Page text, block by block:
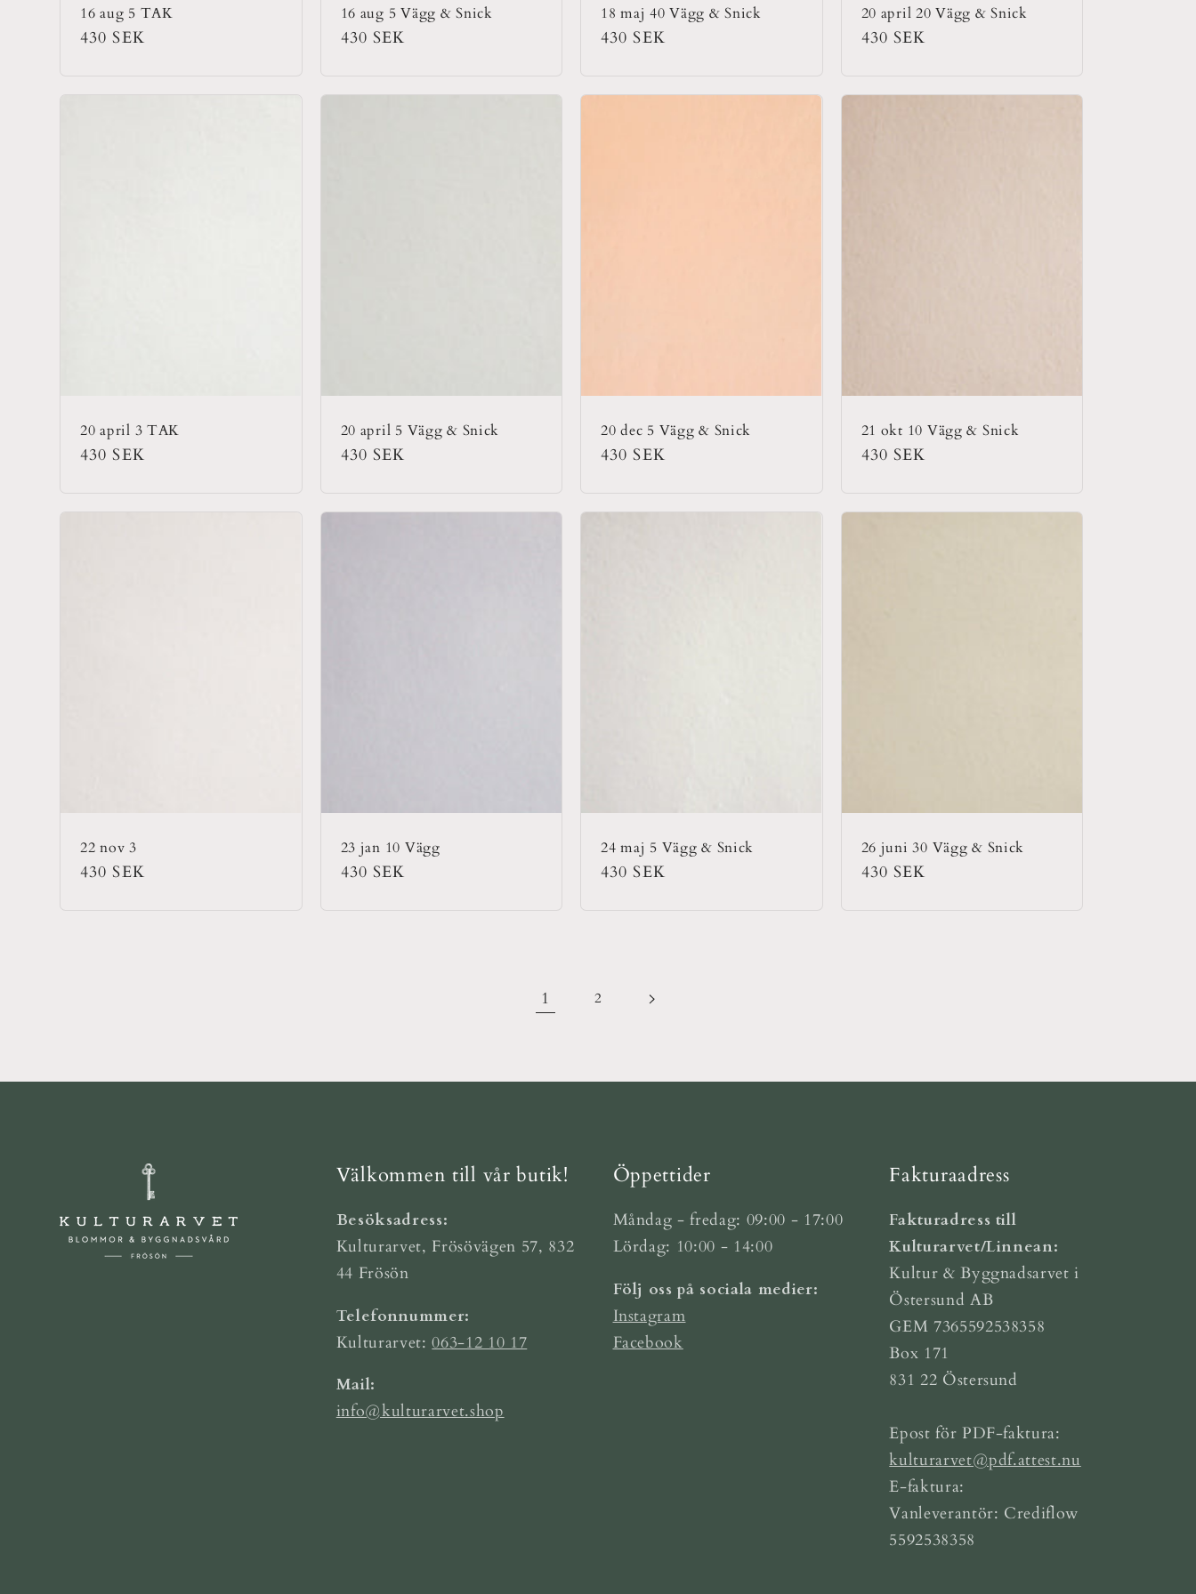
16 aug 5 TAK
Ordinarie
430 SEK
16 aug 5 Vägg & Snick
Ordinarie
430 SEK
18 maj 40 Vägg & Snick
Ordinarie
430 SEK
20 april 20 Vägg & Snick
Ordinarie
430 SEK
20 april 3 TAK
Ordinarie
430 SEK
20 april 5 Vägg & Snick
Ordinarie
430 SEK
20 dec 5 Vägg & Snick
Ordinarie
430 SEK
21 okt 10 Vägg & Snick
Ordinarie
430 SEK
22 nov 3
Ordinarie
430 SEK
23 jan 10 Vägg
Ordinarie
430 SEK
24 maj 5 Vägg & Snick
Ordinarie
430 SEK
26 juni 30 Vägg & Snick
Ordinarie
430 SEK
1 2
Välkommen till vår butik!
Besöksadress:
Kulturarvet, Frösövägen 57, 832
44 Frösön
Telefonnummer:
Kulturarvet:063-12 10 17
Mail:
info@kulturarvet.shop
Öppettider
Måndag - fredag: 09:00 - 17:00
Lördag: 10:00 - 14:00
Följ oss på sociala medier:
Instagram
Facebook
Fakturaadress
Fakturadress till
Kulturarvet/Linnean:
Kultur & Byggnadsarvet i
Östersund AB
GEM 7365592538358
Box 171
831 22 Östersund
Epost för PDF-faktura:
kulturarvet@pdf.attest.nu
E-faktura:
Vanleverantör: Crediflow
5592538358